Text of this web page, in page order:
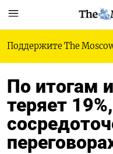
Поддержите The
По итогам
теряет